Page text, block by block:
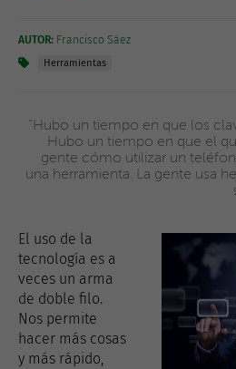
AUTOR: Francisco Sáez
Herramientas
“Hubo un tiempo en que los
Hubo un tiempo en que el
gente cómo utilizar un
una herramienta. La gente usa
El uso de la
tecnología es a
veces un arma
de doble filo.
Nos permite
hacer más cosas
y más rápido,